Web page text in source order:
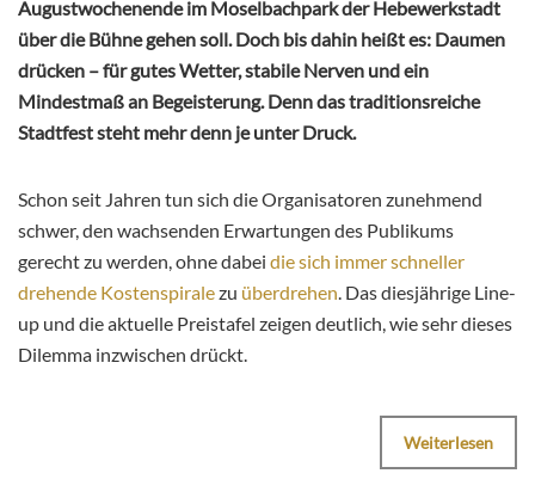
Augustwochenende im Moselbachpark der Hebewerkstadt
über die Bühne gehen soll. Doch bis dahin heißt es: Daumen
drücken – für gutes Wetter, stabile Nerven und ein
Mindestmaß an Begeisterung. Denn das traditionsreiche
Stadtfest steht mehr denn je unter Druck.
Schon seit Jahren tun sich die Organisatoren zunehmend
schwer, den wachsenden Erwartungen des Publikums
gerecht zu werden, ohne dabei die sich immer schneller
drehende Kostenspiralezu überdrehen. Das diesjährige Line-
up und die aktuelle Preistafel zeigen deutlich, wie sehr dieses
Dilemma inzwischen drückt.
Weiterlesen